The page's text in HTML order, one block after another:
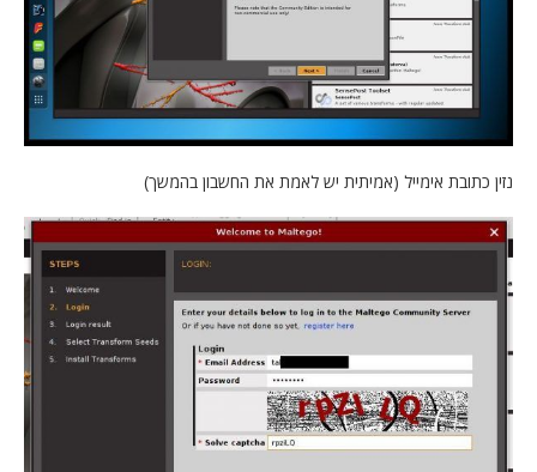
נזין כתובת אימייל (אמיתית יש לאמת את החשבון בהמשך)